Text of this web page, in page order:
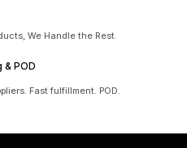
We Handle the Rest.
POD
Fast fulfillment. POD.